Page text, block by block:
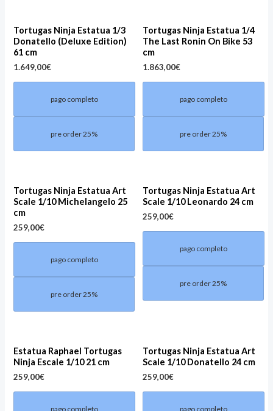
Tortugas Ninja Estatua 1/3
Donatello (Deluxe Edition)
61 cm
1.649,00€
pago completo
pre order 25%
Tortugas Ninja Estatua 1/4
The Last Ronin On Bike 53
cm
1.863,00€
pago completo
pre order 25%
Tortugas Ninja Estatua Art
Scale 1/10 Michelangelo 25
cm
259,00€
pago completo
pre order 25%
Tortugas Ninja Estatua Art
Scale 1/10 Leonardo 24 cm
259,00€
pago completo
pre order 25%
Estatua Raphael Tortugas
Ninja Escale 1/10 21 cm
259,00€
pago completo
Tortugas Ninja Estatua Art
Scale 1/10 Donatello 24 cm
259,00€
pago completo